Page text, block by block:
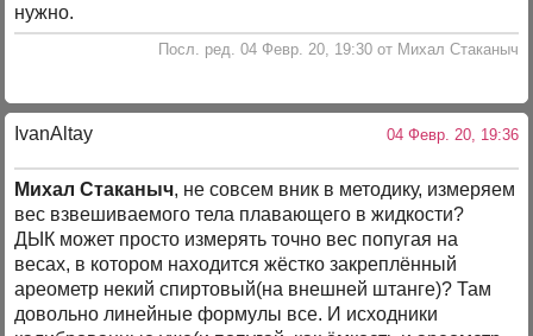
нужно.
Посл. ред. 04 Февр. 20, 19:30 от Михал Стаканыч
IvanAltay 04 Февр. 20, 19:36
Михал Стаканыч, не совсем вник в методику, измеряем
вес взвешиваемого тела плавающего в жидкости?
ДЫК может просто измерять точно вес попугая на
весах, в котором находится жёстко закреплённый
ареометр некий спиртовый(на внешней штанге)? Там
довольно линейные формулы все. И исходники